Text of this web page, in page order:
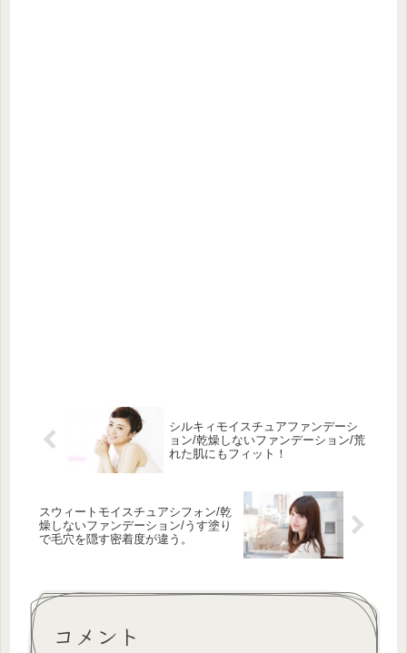
シルキィモイスチュアファンデーシ
ョン/乾燥しないファンデーション/荒
れた肌にもフィット！
スウィートモイスチュアシフォン/乾
燥しないファンデーション/うす塗り
で毛穴を隠す密着度が違う。
コメント